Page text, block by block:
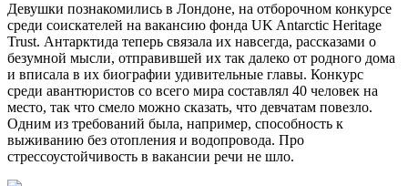
Девушки познакомились в Лондоне, на отборочном конкурсе
среди соискателей на вакансию фонда UK Antarctic Heritage
Trust. Антарктида теперь связала их навсегда, рассказами о
безумной мысли, отправившей их так далеко от родного дома
и вписала в их биографии удивительные главы. Конкурс
среди авантюристов со всего мира составлял 40 человек на
место, так что смело можно сказать, что девчатам повезло.
Одним из требований была, например, способность к
выживанию без отопления и водопровода. Про
стрессоустойчивость в вакансии речи не шло.